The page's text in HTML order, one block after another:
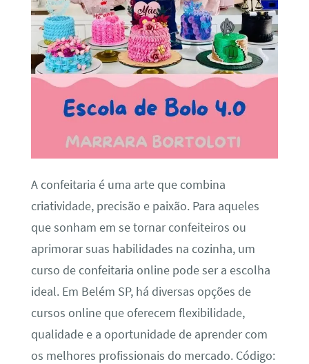
A confeitaria é uma arte que combina
criatividade, precisão e paixão. Para aqueles
que sonham em se tornar confeiteiros ou
aprimorar suas habilidades na cozinha, um
curso de confeitaria online pode ser a escolha
ideal. Em Belém SP, há diversas opções de
cursos online que oferecem flexibilidade,
qualidade e a oportunidade de aprender com
os melhores profissionais do mercado. Código: